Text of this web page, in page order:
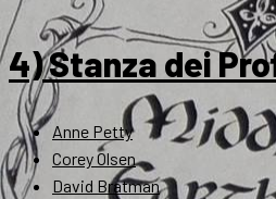
4) Stanza dei
Anne Petty
Corey Olsen
David Bratman